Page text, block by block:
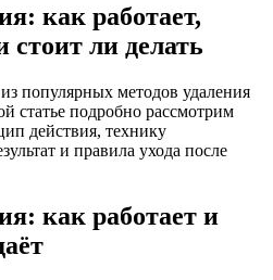
как работает,
стоит ли делать
популярных методов удаления
статье подробно рассмотрим
действия, технику
и правила ухода после
как работает и